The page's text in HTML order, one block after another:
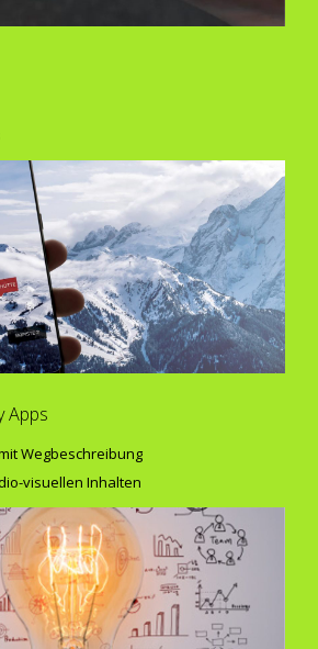
Apps
Wegbeschreibung
visuellen Inhalten